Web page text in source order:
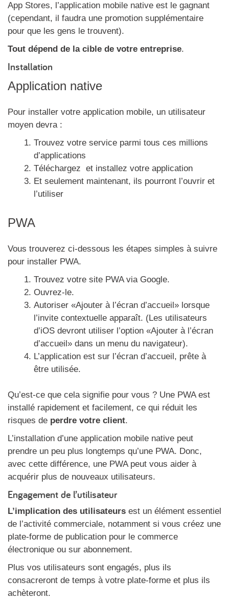
App Stores, l’application mobile native est le gagnant
(cependant, il faudra une promotion supplémentaire
pour que les gens le trouvent).
Tout dépend de la cible de votre entreprise.
Installation
Application native
Pour installer votre application mobile, un utilisateur
moyen devra :
Trouvez votre service parmi tous ces millions
d’applications
Téléchargez et installez votre application
Et seulement maintenant, ils pourront l’ouvrir et
l’utiliser
PWA
Vous trouverez ci-dessous les étapes simples à suivre
pour installer PWA.
Trouvez votre site PWA via Google.
Ouvrez-le.
Autoriser «Ajouter à l’écran d’accueil» lorsque
l’invite contextuelle apparaît. (Les utilisateurs
d’iOS devront utiliser l’option «Ajouter à l’écran
d’accueil» dans un menu du navigateur).
L’application est sur l’écran d’accueil, prête à
être utilisée.
Qu’est-ce que cela signifie pour vous ? Une PWA est
installé rapidement et facilement, ce qui réduit les
risques de perdre votre client.
L’installation d’une application mobile native peut
prendre un peu plus longtemps qu’une PWA. Donc,
avec cette différence, une PWA peut vous aider à
acquérir plus de nouveaux utilisateurs.
Engagement de l’utilisateur
L’implication des utilisateurs est un élément essentiel
de l’activité commerciale, notamment si vous créez une
plate-forme de publication pour le commerce
électronique ou sur abonnement.
Plus vos utilisateurs sont engagés, plus ils
consacreront de temps à votre plate-forme et plus ils
achèteront.